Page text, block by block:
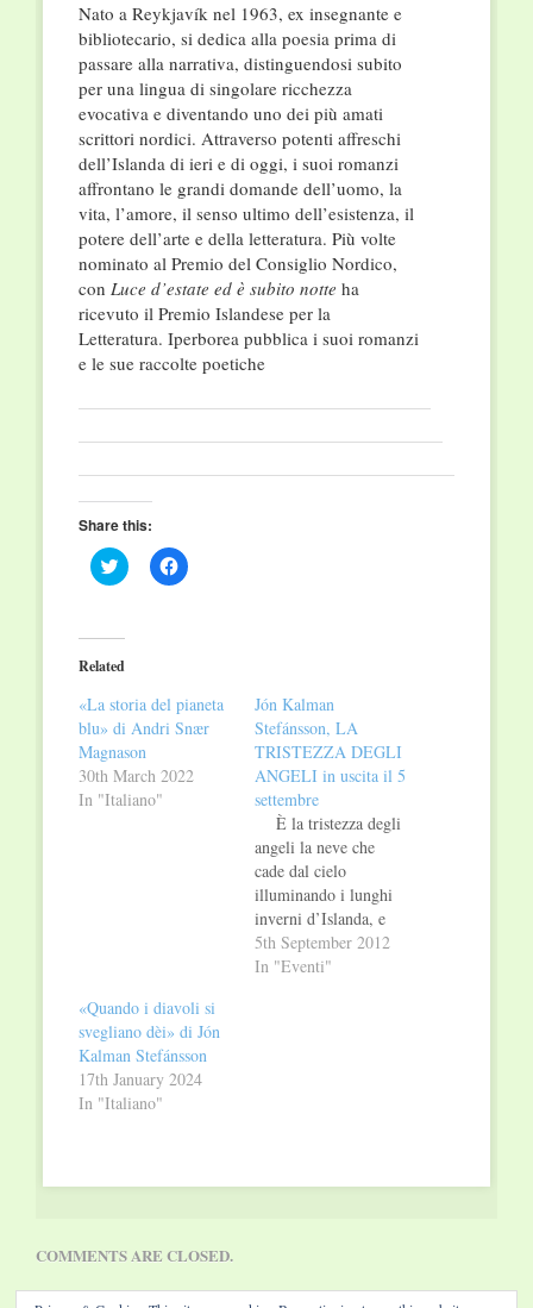
Nato a Reykjavík nel 1963, ex insegnante e
bibliotecario, si dedica alla poesia prima di
passare alla narrativa, distinguendosi subito
per una lingua di singolare ricchezza
evocativa e diventando uno dei più amati
scrittori nordici. Attraverso potenti affreschi
dell’Islanda di ieri e di oggi, i suoi romanzi
affrontano le grandi domande dell’uomo, la
vita, l’amore, il senso ultimo dell’esistenza, il
potere dell’arte e della letteratura. Più volte
nominato al Premio del Consiglio Nordico,
con Luce d’estate ed è subito notte ha
ricevuto il Premio Islandese per la
Letteratura. Iperborea pubblica i suoi romanzi
e le sue raccolte poetiche
Share this:
Click
to
(Opens
in
new
Click
to
Related
«La storia del pianeta
blu» di Andri Snær
Magnason
30th March 2022
In "Italiano"
Jón Kalman
Stefánsson, LA
TRISTEZZA DEGLI
ANGELI in uscita il 5
settembre
È la tristezza degli
angeli la neve che
cade dal cielo
illuminando i lunghi
inverni d’Islanda, e
che le raffiche dei
venti trasformano in
5th September 2012
In "Eventi"
«Quando i diavoli si
svegliano dèi» di Jón
Kalman Stefánsson
17th January 2024
In "Italiano"
COMMENTS ARE CLOSED.